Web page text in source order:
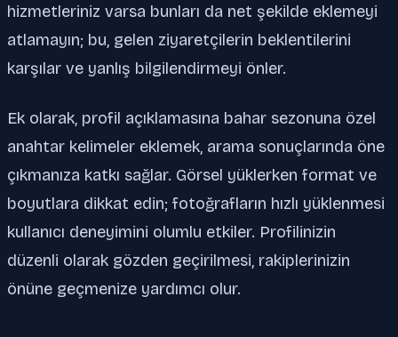
hizmetleriniz varsa bunları da net şekilde eklemeyi
atlamayın; bu, gelen ziyaretçilerin beklentilerini
karşılar ve yanlış bilgilendirmeyi önler.
Ek olarak, profil açıklamasına bahar sezonuna özel
anahtar kelimeler eklemek, arama sonuçlarında öne
çıkmanıza katkı sağlar. Görsel yüklerken format ve
boyutlara dikkat edin; fotoğrafların hızlı yüklenmesi
kullanıcı deneyimini olumlu etkiler. Profilinizin
düzenli olarak gözden geçirilmesi, rakiplerinizin
önüne geçmenize yardımcı olur.